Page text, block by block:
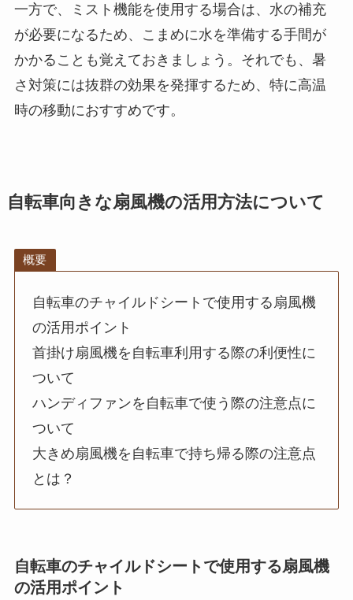
一方で、ミスト機能を使用する場合は、水の補充
が必要になるため、こまめに水を準備する手間が
かかることも覚えておきましょう。それでも、暑
さ対策には抜群の効果を発揮するため、特に高温
時の移動におすすめです。
自転車向きな扇風機の活用方法について
概要
自転車のチャイルドシートで使用する扇風機
の活用ポイント
首掛け扇風機を自転車利用する際の利便性に
ついて
ハンディファンを自転車で使う際の注意点に
ついて
大きめ扇風機を自転車で持ち帰る際の注意点
とは？
自転車のチャイルドシートで使用する扇風機
の活用ポイント